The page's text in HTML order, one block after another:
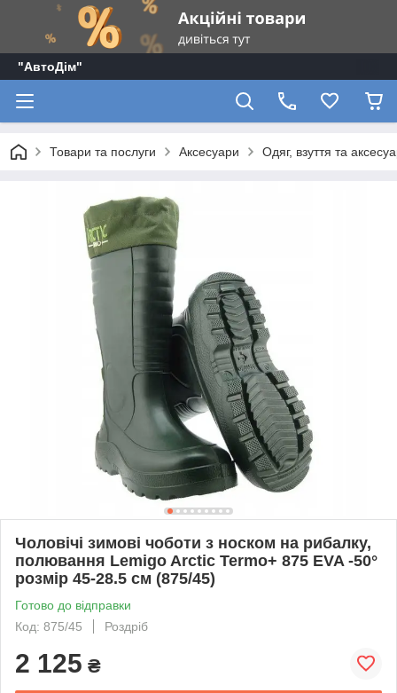
"АвтоДім"
Товари та послуги Аксесуари Одяг, взуття та
Чоловічі зимові чоботи з носком на рибалку,
полювання Lemigo Arctic Termo+ 875 EVA -50°
розмір 45-28.5 см (875/45)
Готово до відправки
Код: 875/45
Роздріб
2 125 ₴